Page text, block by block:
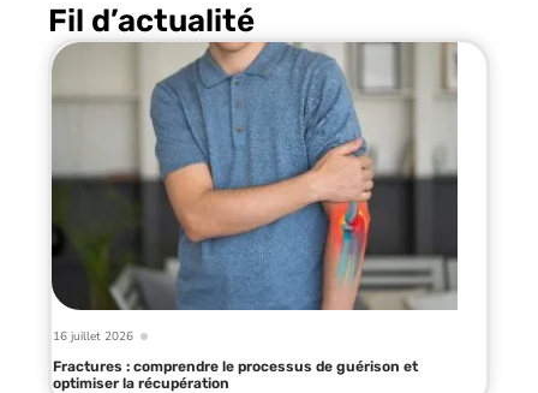
Fil d’actualité
16 juillet 2026
Fractures : comprendre le processus de guérison et
optimiser la récupération